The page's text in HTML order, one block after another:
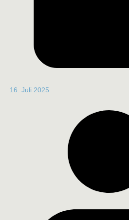
16. Juli 2025